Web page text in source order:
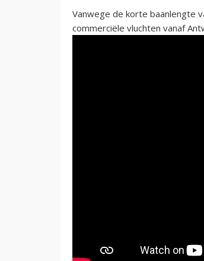
Vanwege de korte baanlengte
commerciële vluchten vanaf